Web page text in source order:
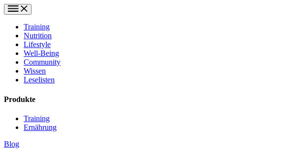
Training
Nutrition
Lifestyle
Well-Being
Community
Wissen
Leselisten
Produkte
Training
Ernährung
Blog